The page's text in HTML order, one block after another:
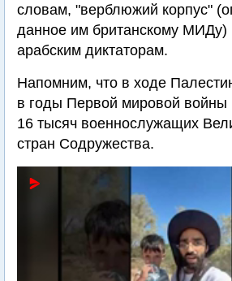
словам, "верблюжий корпус"
данное им британскому МИДу)
арабским диктаторам.
Напомним, что в ходе
в годы Первой мировой войны
16 тысяч военнослужащих
стран Содружества.